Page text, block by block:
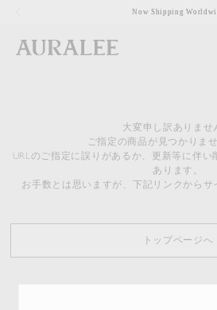
Now Shipping
大変申し訳ありませ
ご指定の商品が見つかりま
URLのご指定に誤りがあるか、更新等に伴
あります。
お手数とは思いますが、下記リンクからサ
トップページへ